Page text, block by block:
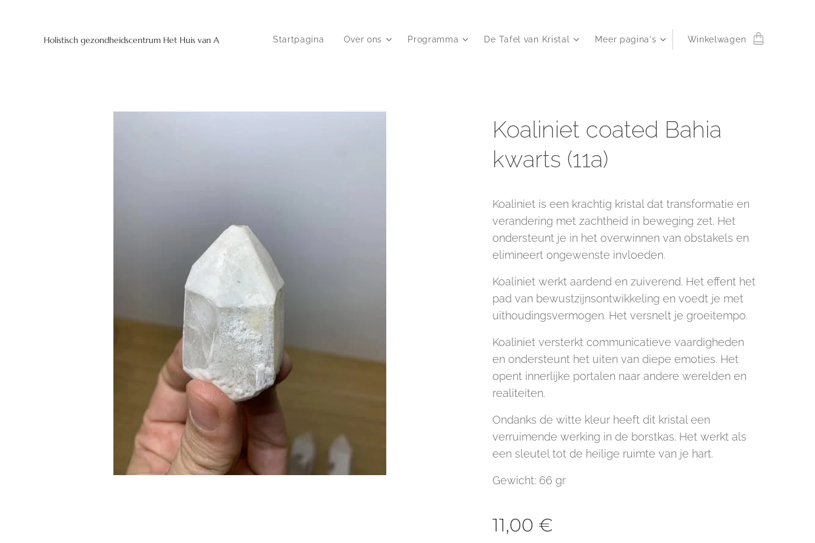
Holistisch gezondheidscentrum Het Huis van A Startpagina Over ons Programma De Tafel van Kristal Meer pagina's Winkelwagen
Koaliniet coated Bahia
kwarts (11a)
Koaliniet is een krachtig kristal dat transformatie en
verandering met zachtheid in beweging zet. Het
ondersteunt je in het overwinnen van obstakels en
elimineert ongewenste invloeden.
Koaliniet werkt aardend en zuiverend. Het effent het
pad van bewustzijnsontwikkeling en voedt je met
uithoudingsvermogen. Het versnelt je groeitempo.
Koaliniet versterkt communicatieve vaardigheden
en ondersteunt het uiten van diepe emoties. Het
opent innerlijke portalen naar andere werelden en
realiteiten.
Ondanks de witte kleur heeft dit kristal een
verruimende werking in de borstkas. Het werkt als
een sleutel tot de heilige ruimte van je hart.
Gewicht: 66 gr
11,00 €